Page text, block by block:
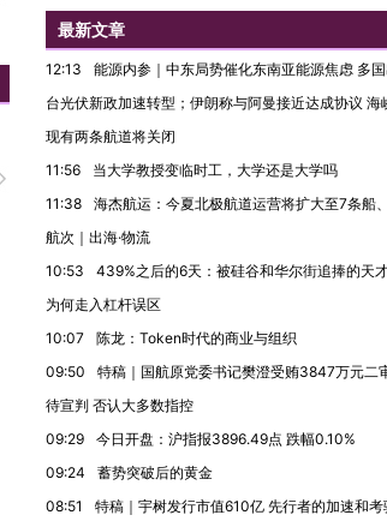
术：是什么让中产们甘
心“花钱找虐”？
粒摇头丸 尿检体内含3种
度
推广】走进第四届链博
会，让数智科技“链”接产
【特别呈现】寻找100种
最新文章
12:13
能源内参｜中东局势催化东南亚能源焦虑 多
台光伏新政加速转型；伊朗称与阿曼接近达成协议 海
现有两条航道将关闭
11:56
当大学教授变临时工，大学还是大学吗
11:38
海杰航运：今夏北极航道运营将扩大至7条船
航次｜出海·物流
10:53
439%之后的6天：被硅谷和华尔街追捧的天才
为何走入杠杆误区
10:07
陈龙：Token时代的商业与组织
09:50
特稿｜国航原党委书记樊澄受贿3847万元二
待宣判 否认大多数指控
09:29
今日开盘：沪指报3896.49点 跌幅0.10%
09:24
蓄势突破后的黄金
08:51
特稿｜宇树发行市值610亿 先行者的加速和考